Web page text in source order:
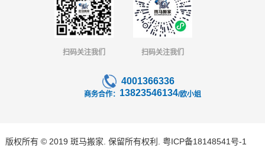
扫码关注我们 扫码关注我们
4001366336
商务合作： 13823546134/欧小姐
版权所有 © 2019 斑马搬家. 保留所有权利. 粤ICP备18148541号-1